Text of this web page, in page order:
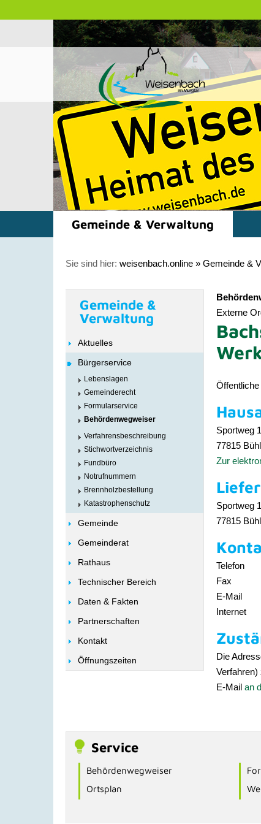
Gemeinde & Verwaltung
Sie sind hier: weisenbach.online » Gemeinde &
Gemeinde &
Verwaltung
Aktuelles
Bürgerservice
Lebenslagen
Gemeinderecht
Formularservice
Behördenwegweiser
Verfahrensbeschreibung
Stichwortverzeichnis
Fundbüro
Notrufnummern
Brennholzbestellung
Katastrophenschutz
Gemeinde
Gemeinderat
Rathaus
Technischer Bereich
Daten & Fakten
Partnerschaften
Kontakt
Öffnungszeiten
Externe
Sportweg
77815 Bühl
Zur
Sportweg
77815 Bühl
Telefon
Fax
E-Mail
Internet
Die
E-Mail an
Service
Behördenwegweiser
Ortsplan